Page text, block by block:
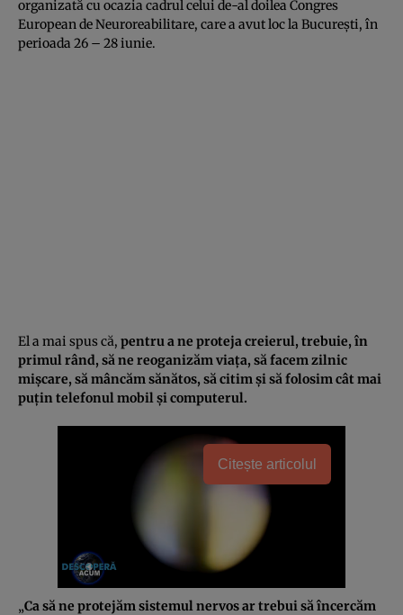
organizată cu ocazia cadrul celui de-al doilea Congres
European de Neuroreabilitare, care a avut loc la Bucureşti, în
perioada 26 – 28 iunie.
El a mai spus că, pentru a ne proteja creierul, trebuie, în
primul rând, să ne reoganizăm viaţa, să facem zilnic
mişcare, să mâncăm sănătos, să citim şi să folosim cât mai
puţin telefonul mobil şi computerul.
Citește articolul
„Ca să ne protejăm sistemul nervos ar trebui să încercăm